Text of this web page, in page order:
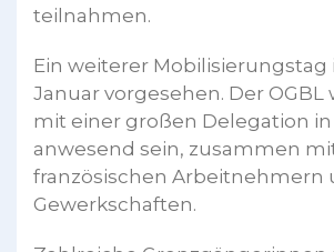
teilnahmen.
Ein weiterer Mobilisierungstag
Januar vorgesehen. Der OGBL
mit einer großen Delegation in
anwesend sein, zusammen
französischen Arbeitnehmern
Gewerkschaften.